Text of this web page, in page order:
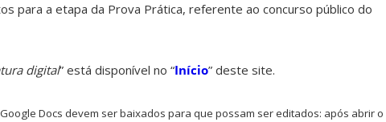
para a etapa da Prova Prática, referente ao concurso público do
digital” está disponível no “Início” deste site.
Docs devem ser baixados para que possam ser editados: após abrir o